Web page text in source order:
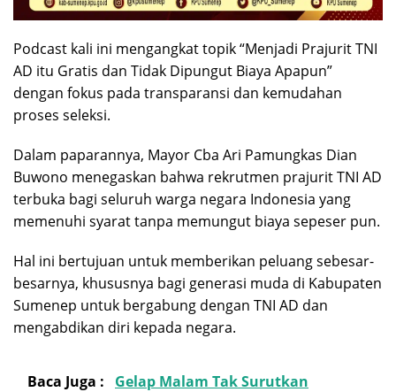
Podcast kali ini mengangkat topik “Menjadi Prajurit TNI
AD itu Gratis dan Tidak Dipungut Biaya Apapun”
dengan fokus pada transparansi dan kemudahan
proses seleksi.
Dalam paparannya, Mayor Cba Ari Pamungkas Dian
Buwono menegaskan bahwa rekrutmen prajurit TNI AD
terbuka bagi seluruh warga negara Indonesia yang
memenuhi syarat tanpa memungut biaya sepeser pun.
Hal ini bertujuan untuk memberikan peluang sebesar-
besarnya, khususnya bagi generasi muda di Kabupaten
Sumenep untuk bergabung dengan TNI AD dan
mengabdikan diri kepada negara.
Baca Juga :
Gelap Malam Tak Surutkan